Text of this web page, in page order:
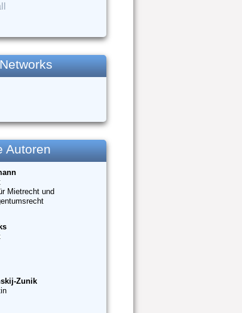
Autoren
Mietrecht und
Zunik